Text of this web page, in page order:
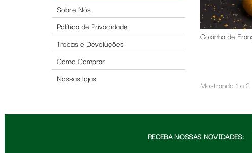
Sobre Nós
Política de Privacidade
Trocas e Devoluções
Como Comprar
Nossas lojas
Coxinha de
Mostrando 1 a
RECEBA NOSSAS NOVIDADES: